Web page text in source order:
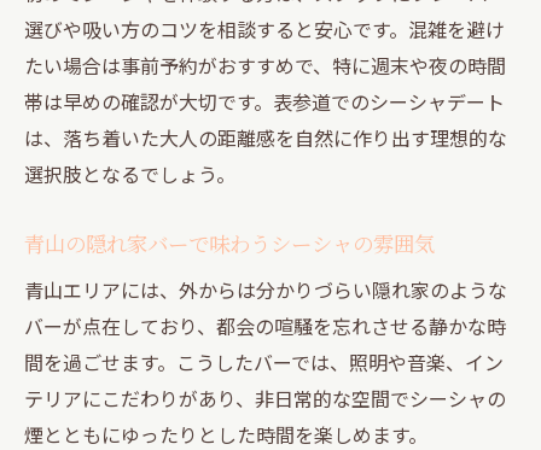
選びや吸い方のコツを相談すると安心です。混雑を避け
たい場合は事前予約がおすすめで、特に週末や夜の時間
帯は早めの確認が大切です。表参道でのシーシャデート
は、落ち着いた大人の距離感を自然に作り出す理想的な
選択肢となるでしょう。
青山の隠れ家バーで味わうシーシャの雰囲気
青山エリアには、外からは分かりづらい隠れ家のような
バーが点在しており、都会の喧騒を忘れさせる静かな時
間を過ごせます。こうしたバーでは、照明や音楽、イン
テリアにこだわりがあり、非日常的な空間でシーシャの
煙とともにゆったりとした時間を楽しめます。